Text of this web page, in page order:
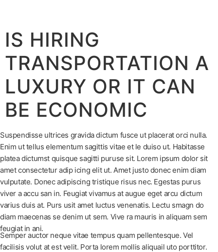
IS HIRING
TRANSPORTATION A
LUXURY OR IT CAN
BE ECONOMIC
Suspendisse ultrices gravida dictum fusce ut placerat orci nulla.
Enim ut tellus elementum sagittis vitae et le duiso ut. Habitasse
platea dictumst quisque sagitti puruse sit. Lorem ipsum dolor sit
amet consectetur adip icing elit ut. Amet justo donec enim diam
vulputate. Donec adipiscing tristique risus nec. Egestas purus
viver a accu san in. Feugiat vivamus at augue eget arcu dictum
varius duis at. Purs usit amet luctus venenatis. Lectu smagn do
diam maecenas se denim ut sem. Vive ra mauris in aliquam sem
feugiat in ani.
Semper auctor neque vitae tempus quam pellentesque. Vel
facilisis volut at est velit. Porta lorem mollis aliquail uto porttitor.